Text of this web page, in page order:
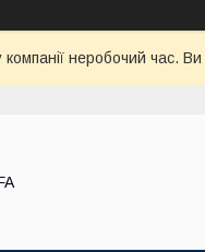
компанії неробочий час.